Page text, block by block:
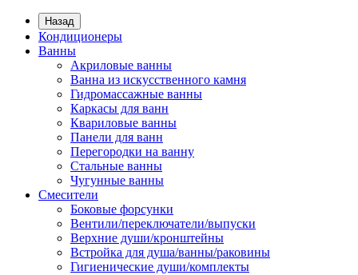
Назад
Кондиционеры
Ванны
Акриловые ванны
Ванна из искусственного камня
Гидромассажные ванны
Каркасы для ванн
Квариловые ванны
Панели для ванн
Перегородки на ванну
Стальные ванны
Чугунные ванны
Смесители
Боковые форсунки
Вентили/переключатели/выпуски
Верхние души/кронштейны
Встройка для душа/ванны/раковины
Гигиенические души/комплекты